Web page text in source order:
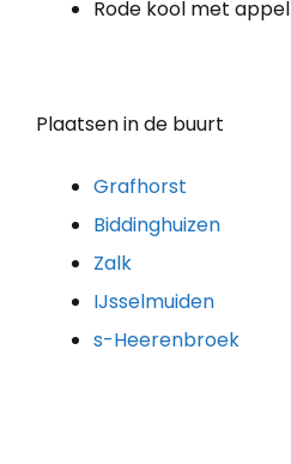
Rode kool met appel
Plaatsen in de buurt
Grafhorst
Biddinghuizen
Zalk
IJsselmuiden
s-Heerenbroek